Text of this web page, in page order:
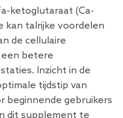
ketoglutaraat (Ca-
kan talrijke voordelen
de cellulaire
betere
Inzicht in de
tijdstip van
beginnende gebruikers
dit supplement te